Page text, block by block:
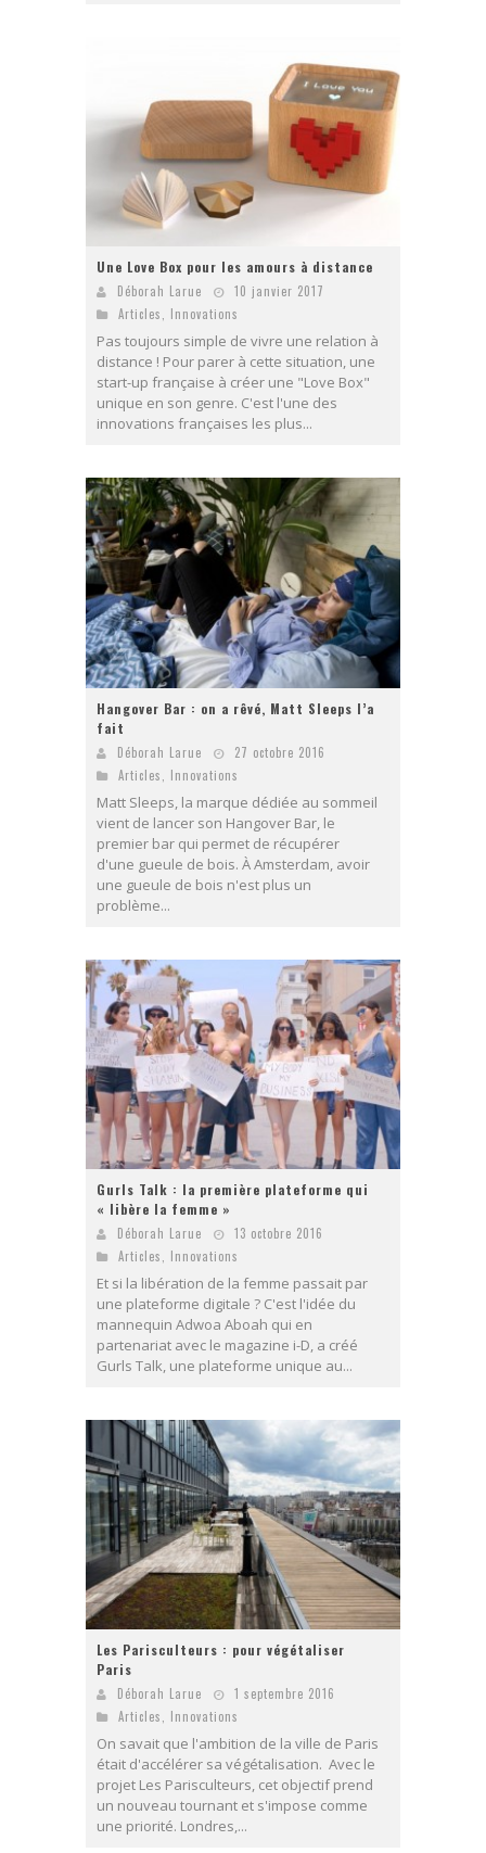
Une Love Box pour les amours à distance
Déborah Larue
10 janvier 2017
Articles, Innovations
Pas toujours simple de vivre une relation à
distance ! Pour parer à cette situation, une
start-up française à créer une "Love Box"
unique en son genre. C'est l'une des
innovations françaises les plus...
Hangover Bar : on a rêvé, Matt Sleeps l’a
fait
Déborah Larue
27 octobre 2016
Articles
Innovations
Matt Sleeps, la marque dédiée au sommeil
vient de lancer son Hangover Bar, le
premier bar qui permet de récupérer
d'une gueule de bois. À Amsterdam, avoir
une gueule de bois n'est plus un
problème...
Gurls Talk : la première plateforme qui
« libère la femme »
Déborah Larue
13 octobre 2016
Articles
Innovations
Et si la libération de la femme passait par
une plateforme digitale ? C'est l'idée du
mannequin Adwoa Aboah qui en
partenariat avec le magazine i-D, a créé
Gurls Talk, une plateforme unique au...
Les Parisculteurs : pour végétaliser
Paris
Déborah Larue
1 septembre 2016
Articles, Innovations
On savait que l'ambition de la ville de Paris
était d'accélérer sa végétalisation. Avec le
projet Les Parisculteurs, cet objectif prend
un nouveau tournant et s'impose comme
une priorité. Londres,...